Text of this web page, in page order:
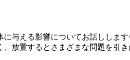
与える影響についてお話ししま
放置するとさまざまな問題を引き